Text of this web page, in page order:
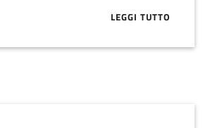
LEGGI TUTTO
ABOUT